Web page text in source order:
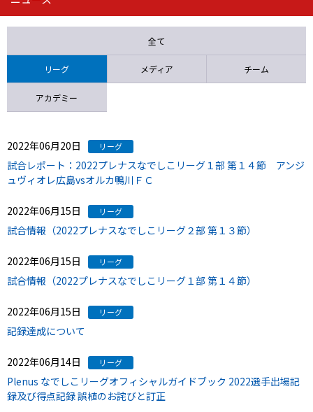
第16節 09/05 (土) 15:00
ニッパツ 石人の星
全て
リーグ メディア チーム
アカデミー
2022年06月20日 リーグ
試合レポート：2022プレナスなでしこリーグ１部 第１４節 アンジ
ュヴィオレ広島vsオルカ鴨川ＦＣ
2022年06月15日 リーグ
試合情報（2022プレナスなでしこリーグ２部 第１３節）
2022年06月15日 リーグ
試合情報（2022プレナスなでしこリーグ１部 第１４節）
2022年06月15日 リーグ
記録達成について
2022年06月14日 リーグ
Plenus なでしこリーグオフィシャルガイドブック 2022選手出場記
録及び得点記録 誤植のお詫びと訂正